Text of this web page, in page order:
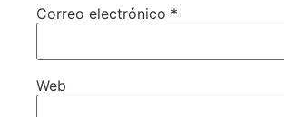
Correo electrónico *
Web